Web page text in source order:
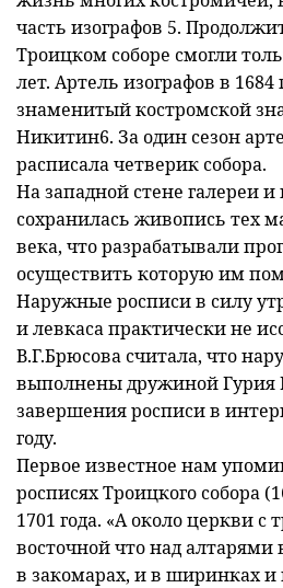
часть изографов 5.
Троицком соборе смогли
лет. Артель изографов в 1684
знаменитый костромской
Никитин6. За один сезон
расписала четверик собора.
На западной стене галереи
сохранилась живопись тех
века, что разрабатывали
осуществить которую им
Наружные росписи в силу
и левкаса практически не
В.Г.Брюсова считала, что
выполнены дружиной Гурия
завершения росписи в
году.
Первое известное нам
росписях Троицкого собора
1701 года. «А около церкви с
восточной что над
в закомарах, и в ширинках и